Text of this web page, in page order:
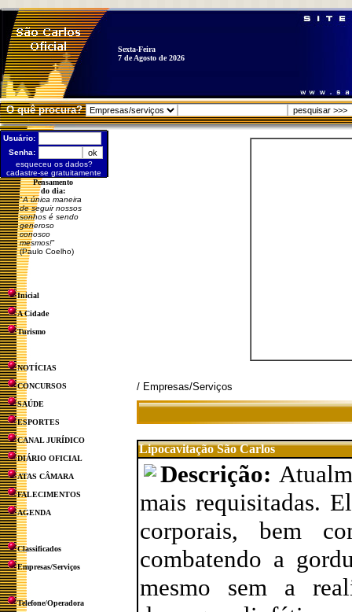
Sexta-Feira
7 de Agosto de 2026
O quê procura?
Usuário:
Senha:
esqueceu os dados?
cadastre-se gratuitamente
Pensamento
do dia:
"A única maneira
de seguir nossos
sonhos é sendo
generoso
conosco
mesmos!"
(Paulo Coelho)
Inicial
A Cidade
Turismo
NOTÍCIAS
CONCURSOS
SAÚDE
ESPORTES
CANAL JURÍDICO
DIÁRIO OFICIAL
ATAS CÂMARA
FALECIMENTOS
AGENDA
Classificados
Empresas/Serviços
Telefone/Operadora
/ Empresas/Serviços
Lipocavitação São Carlos
Descrição:
mais requisitadas.
corporais, bem
combatendo a
mesmo sem a